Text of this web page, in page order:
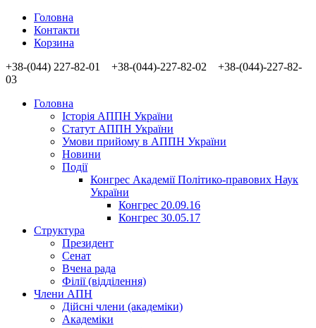
Головна
Контакти
Корзина
+38-(044) 227-82-01 +38-(044)-227-82-02 +38-(044)-227-82-
03
Головна
Історія АППН України
Статут АППН України
Умови прийому в АППН України
Новини
Події
Конгрес Академії Політико-правових Наук
України
Конгрес 20.09.16
Конгрес 30.05.17
Структура
Президент
Сенат
Вчена рада
Філії (відділення)
Члени АПН
Дійсні члени (академіки)
Академіки